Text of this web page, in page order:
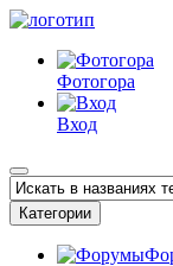
Фотогора
Вход
Категории